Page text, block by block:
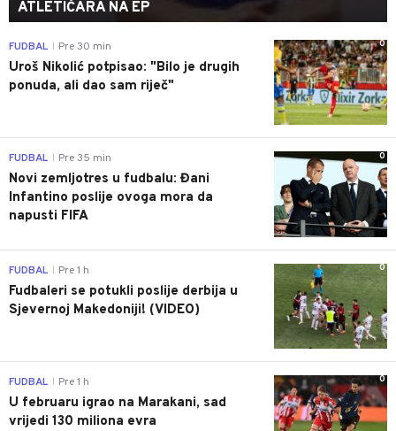
ATLETIČARA NA EP
0
FUDBAL Pre 30 min
Uroš Nikolić potpisao: "Bilo je drugih
ponuda, ali dao sam riječ"
0
FUDBAL Pre 35 min
Novi zemljotres u fudbalu: Đani
Infantino poslije ovoga mora da
napusti FIFA
0
FUDBAL Pre 1 h
Fudbaleri se potukli poslije derbija u
Sjevernoj Makedoniji! (VIDEO)
0
FUDBAL Pre 1 h
U februaru igrao na Marakani, sad
vrijedi 130 miliona evra